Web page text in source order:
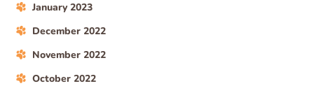
January 2023
December 2022
November 2022
October 2022